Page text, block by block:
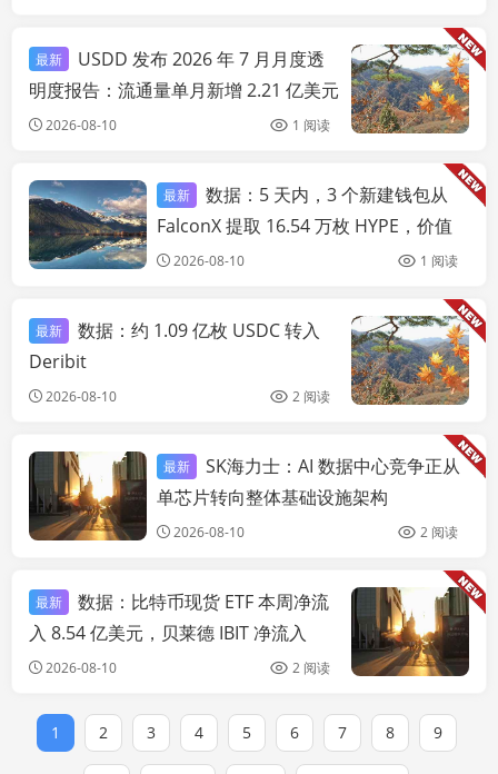
最新
USDD 发布 2026 年 7 月月度透
明度报告：流通量单月新增 2.21 亿美元
2026-08-10 1 阅读
链快讯
最新
数据：5 天内，3 个新建钱包从
FalconX 提取 16.54 万枚 HYPE，价值
916 万美元
2026-08-10 1 阅读
最新
数据：约 1.09 亿枚 USDC 转入
Deribit
2026-08-10 2 阅读
链快讯
最新
SK海力士：AI 数据中心竞争正从
单芯片转向整体基础设施架构
2026-08-10 2 阅读
最新
数据：比特币现货 ETF 本周净流
入 8.54 亿美元，贝莱德 IBIT 净流入
6.94 亿美元居首
2026-08-10 2 阅读
1 2 3 4 5 6 7 8 9